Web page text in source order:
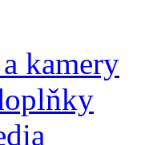
kamery